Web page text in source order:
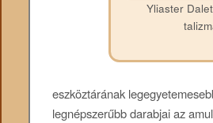
Yliaster
eszköztárának
legnépszerűbb darabjai az